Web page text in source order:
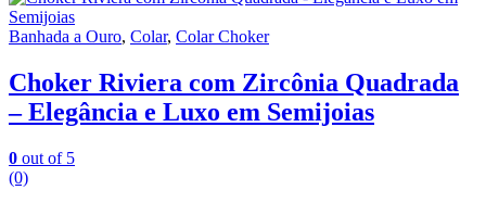
Banhada a Ouro, Colar, Colar Choker
Choker Riviera com Zircônia Quadrada
– Elegância e Luxo em Semijoias
0 out of 5
(0)